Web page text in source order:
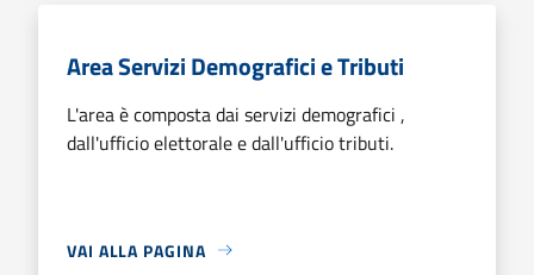
Area Servizi Demografici e Tributi
L'area è composta dai servizi demografici ,
dall'ufficio elettorale e dall'ufficio tributi.
VAI ALLA PAGINA